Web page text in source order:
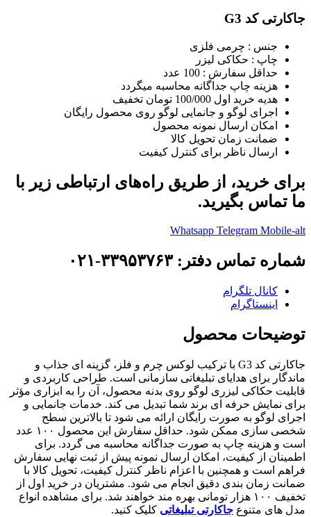
جاکارتی کد G3
جنس : چرمی فلزی
چاپ : حکاکی لیزر
حداقل سفارش : 100 عدد
هزینه چاپ جداگانه محاسبه میگردد
هدیه خرید اول 100/000 تومان تخفیف
اجرای لوگو و جانمایی لوگو روی محصول رایگان
امکان ارسال نمونه محصول
ضمانت زمان تحویل کالا
ارسال ناظر برای کنترل کیفیت
برای خرید، از طریق راه‌های ارتباطی زیر با
ما تماس بگیرید.
Whatsapp Telegram Mobile-alt
شماره تماس دفتر: ۳۳۹۵۳۷۶۳-۰۲۱
کانال تلگرام
اینستاگرام
توضیحات محصول
جاکارتی کد G3 با ترکیب لوکس چرم و فلز، گزینه ای جذاب و
ماندگار برای هدایای تبلیغاتی سازمانی است. طراحی کاربردی و
قابلیت حکاکی لیزری لوگو روی بدنه محصول، آن را به ابزاری مؤثر
برای نمایش حرفه ای برند شما تبدیل می کند. خدمات جانمایی و
اجرای لوگو به صورت رایگان ارائه می شود تا بالاترین سطح
شخصی سازی ممکن شود. حداقل سفارش این محصول ۱۰۰ عدد
است و هزینه چاپ به صورت جداگانه محاسبه می گردد. برای
اطمینان از کیفیت، امکان ارسال نمونه پیش از ثبت نهایی سفارش
فراهم است و همچنین با اعزام ناظر کنترل کیفیت، تحویل کالا با
ضمانت زمان بندی دقیق انجام می شود. مشتریان در خرید اول از
تخفیف ۱۰۰ هزار تومانی بهره مند خواهند شد. برای مشاهده انواع
مدل های متنوع جاکارتی تبلیغاتی کلیک کنید.